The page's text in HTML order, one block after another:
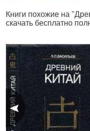
Книги похожие на
скачать бесплатно